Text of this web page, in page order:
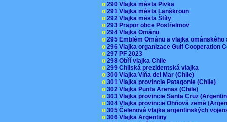
o 290 Vlajka města Pivka
o 291 Vlajka města Lanškroun
o 292 Vlajka města Štíty
o 293 Prapor obce Postřelmov
o 294 Vlajka Ománu
o 295 Emblém Ománu a vlajka
o 296 Vlajka organizace Gulf Cooperation
o 297 PF 2023
o 298 Obří vlajka Chile
o 299 Chilská prezidentská vlajka
o 300 Vlajka Viňa del Mar (Chile)
o 301 Vlajka provincie Patagonie (Chile)
o 302 Vlajka Punta Arenas (Chile)
o 303 Vlajka provincie Santa Cruz
o 304 Vlajka provincie Ohňová země
o 305 Čelenová vlajka argentinských
o 306 Vlajka Argentiny